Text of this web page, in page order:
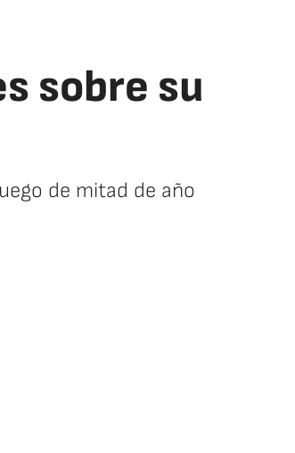
sobre su
de mitad de año